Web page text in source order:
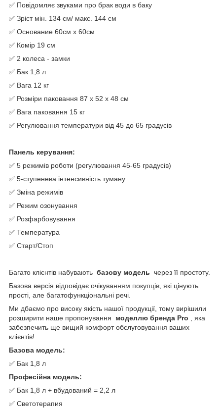
✅ Повідомляє звуками про брак води в баку
✅ Зріст мін. 134 см/ макс. 144 см
✅ Основание 60см х 60см
✅ Комір 19 см
✅ 2 колеса - замки
✅ Бак 1,8 л
✅ Вага 12 кг
✅ Розміри паковання 87 x 52 x 48 см
✅ Вага паковання 15 кг
✅ Регулювання температури від 45 до 65 градусів
Панель керування:
✅ 5 режимів роботи (регулювання 45-65 градусів)
✅ 5-ступенева інтенсивність туману
✅ Зміна режимів
✅ Режим озонування
✅ Розфарбовування
✅ Температура
✅ Старт/Стоп
Багато клієнтів набувають базову модель через її простоту.
Базова версія відповідає очікуванням покупців, які цінують
прості, але багатофункціональні речі.
Ми дбаємо про високу якість нашої продукції, тому вирішили
розширити наше пропонування моделлю бренда Pro , яка
забезпечить ще вищий комфорт обслуговування ваших
клієнтів!
Базова модель:
✅ Бак 1,8 л
Професійна модель:
✅ Бак 1,8 л + вбудований = 2,2 л
✅ Светотерапия